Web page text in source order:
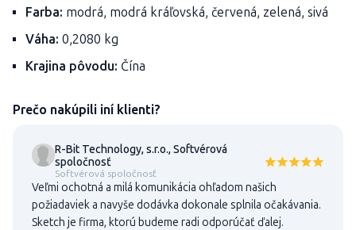
Farba: modrá, modrá kráľovská, červená, zelená, sivá
Váha: 0,2080 kg
Krajina pôvodu: Čína
Prečo nakúpili iní klienti?
R-Bit Technology, s.r.o., Softvérová
spoločnosť
Softvérová spoločnosť
Veľmi ochotná a milá komunikácia ohľadom našich
požiadaviek a navyše dodávka dokonale splnila očakávania.
Sketch je firma, ktorú budeme radi odporúčať ďalej.